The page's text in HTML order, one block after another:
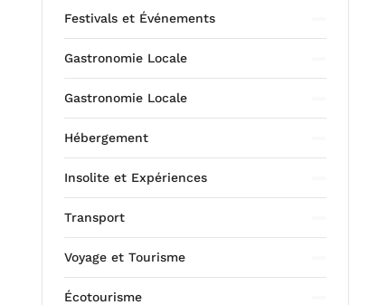
Festivals et Événements
Gastronomie Locale
Gastronomie Locale
Hébergement
Insolite et Expériences
Transport
Voyage et Tourisme
Écotourisme